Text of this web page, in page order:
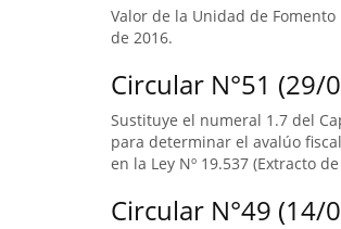
Valor de la Unidad de
de 2016.
Circular N°51 (29/
Sustituye el numeral 1.7 del
para determinar el avalúo
en la Ley Nº 19.537 (Extracto
Circular N°49 (14/